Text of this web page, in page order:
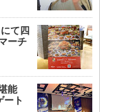
て四
ーチ
能
ート